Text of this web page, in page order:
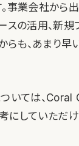
事業会社から
スの活用、新規
らも、あまり
いては、
していただけ